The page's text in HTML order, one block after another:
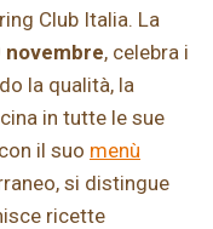
Club Italia. La
novembre, celebra i
la qualità, la
in tutte le sue
il suo menù
si distingue
ricette